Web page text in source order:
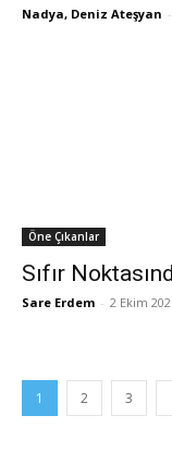
Nadya, Deniz Ateşyan -
Öne Çıkanlar
Sıfır
Sare Erdem - 2 Ekim
1 2 3